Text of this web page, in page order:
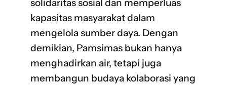
solidaritas sosial dan memperluas
kapasitas masyarakat dalam
mengelola sumber daya. Dengan
demikian, Pamsimas bukan hanya
menghadirkan air, tetapi juga
membangun budaya kolaborasi yang